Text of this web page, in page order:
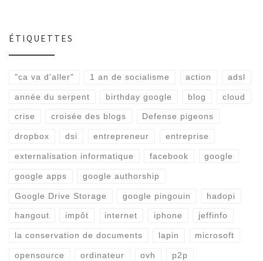
ÉTIQUETTES
"ca va d'aller" 1 an de socialisme action adsl
année du serpent birthday google blog cloud
crise croisée des blogs Defense pigeons
dropbox dsi entrepreneur entreprise
externalisation informatique facebook google
google apps google authorship
Google Drive Storage google pingouin hadopi
hangout impôt internet iphone jeffinfo
la conservation de documents lapin microsoft
opensource ordinateur ovh p2p